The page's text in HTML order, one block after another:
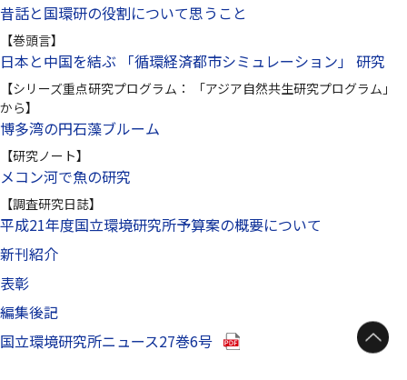
昔話と国環研の役割について思うこと
【巻頭言】
日本と中国を結ぶ 「循環経済都市シミュレーション」 研究
【シリーズ重点研究プログラム： 「アジア自然共生研究プログラム」
から】
博多湾の円石藻ブルーム
【研究ノート】
メコン河で魚の研究
【調査研究日誌】
平成21年度国立環境研究所予算案の概要について
新刊紹介
表彰
編集後記
国立環境研究所ニュース27巻6号（別ウインドウで開きます）